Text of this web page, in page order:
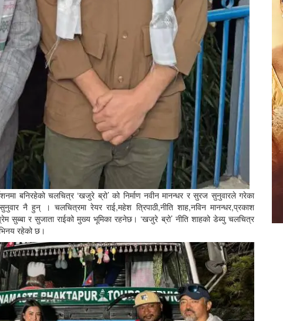
बनिरहेको चलचित्र ‘खजुरे ब्रो’ को निर्माण नवीन मानन्धर र सुरज सुनुवारले गरेका
नै हुन् । चलचित्रमा रेयर राई,महेश त्रिपाठी,नीति शाह,नविन मानन्धर,प्रकाश
सुब्बा र सुजाता राईको मुख्य भूमिका रहनेछ। ‘खजुरे ब्रो’ नीति शाहको डेब्यु चलचित्र
रहेको छ।